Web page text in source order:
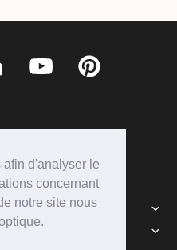
afin d'analyser le
concernant
notre site nous